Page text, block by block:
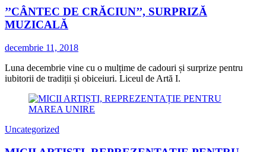
’’CÂNTEC DE CRĂCIUN’’, SURPRIZĂ
MUZICALĂ
decembrie 11, 2018
Luna decembrie vine cu o mulțime de cadouri și surprize pentru
iubitorii de tradiții și obiceiuri. Liceul de Artă I.
Uncategorized